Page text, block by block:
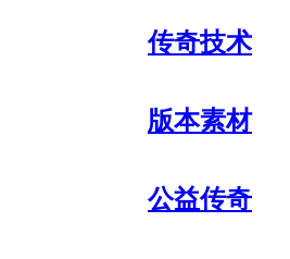
传奇技术
版本素材
公益传奇